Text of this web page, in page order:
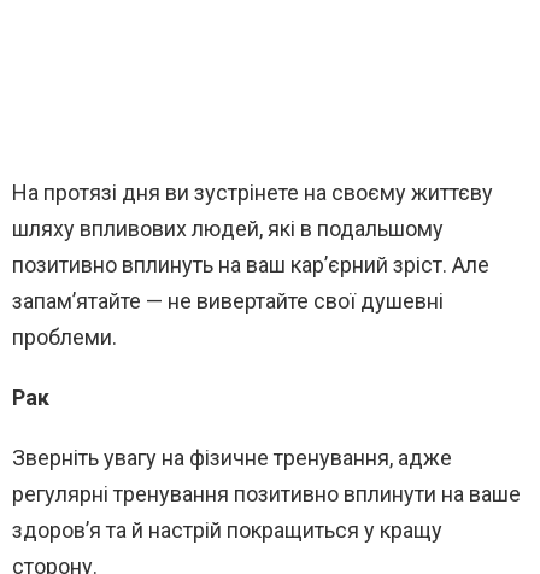
На протязі дня ви зустрінете на своєму життєву
шляху впливових людей, які в подальшому
позитивно вплинуть на ваш кар’єрний зріст. Але
запам’ятайте — не вивертайте свої душевні
проблеми.
Рак
Зверніть увагу на фізичне тренування, адже
регулярні тренування позитивно вплинути на ваше
здоров’я та й настрій покращиться у кращу
сторону.